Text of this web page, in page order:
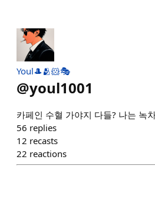
Youl🎩🫂🐹🎭
@youl1001
카페인 수혈 가야지 다들? 나는 녹
56 replies
12 recasts
22 reactions